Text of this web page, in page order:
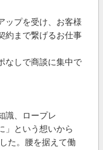
ップを受け、お客様
約まで繋げるお仕事
なしで商談に集中で
識、ロープレ
」という想いから
た。腰を据えて働